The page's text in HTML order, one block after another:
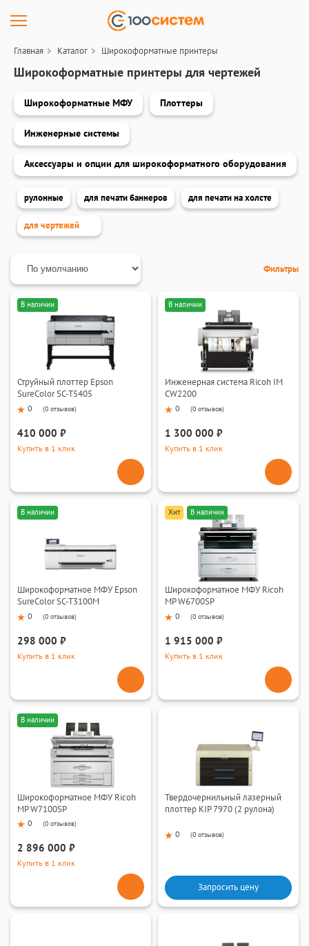
Главная Каталог Широкоформатные принтеры
Широкоформатные принтеры для чертежей
Широкоформатные МФУ Плоттеры
Инженерные системы
Аксессуары и опции для широкоформатного оборудования
рулонные для печати баннеров для печати на холсте
для чертежей
Фильтры
В наличии
Струйный плоттер Epson
SureColor SC-T5405
0 (0 отзывов)
410 000 ₽
Купить в 1 клик
В наличии
Инженерная система Ricoh IM
CW2200
0 (0 отзывов)
1 300 000 ₽
Купить в 1 клик
В наличии
Широкоформатное МФУ Epson
SureColor SC-T3100M
0 (0 отзывов)
298 000 ₽
Купить в 1 клик
Хит В наличии
Широкоформатное МФУ Ricoh
MP W6700SP
0 (0 отзывов)
1 915 000 ₽
Купить в 1 клик
В наличии
Широкоформатное МФУ Ricoh
MP W7100SP
0 (0 отзывов)
2 896 000 ₽
Купить в 1 клик
Твердочернильный лазерный
плоттер KIP 7970 (2 рулона)
0 (0 отзывов)
Запросить цену